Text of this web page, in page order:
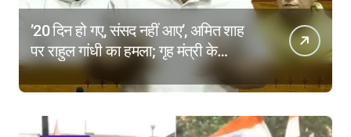
’20 दिन हो गए, संसद नहीं आए’, अमित शाह
पर राहुल गांधी का हमला; गृह मंत्री के
इस्तीफे की मांग क्यों?